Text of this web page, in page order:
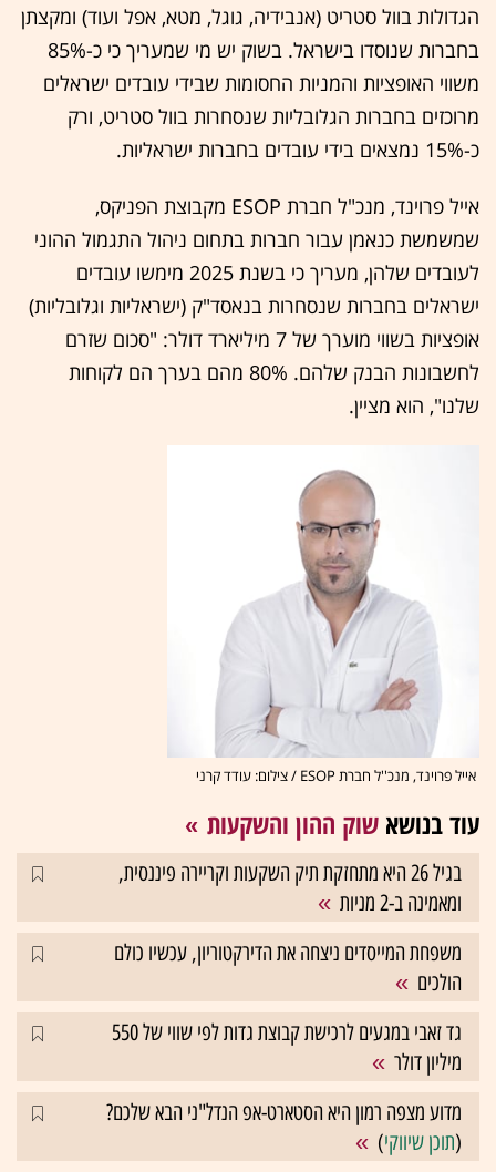
הגדולות בוול סטריט (אנבידיה, גוגל, מטא, אפל ועוד) ומקצתן
בחברות שנוסדו בישראל. בשוק יש מי שמעריך כי כ-85%
משווי האופציות והמניות החסומות שבידי עובדים ישראלים
מרוכזים בחברות הגלובליות שנסחרות בוול סטריט, ורק
כ-15% נמצאים בידי עובדים בחברות ישראליות.
אייל פרוינד, מנכ"ל חברת ESOP מקבוצת הפניקס,
שמשמשת כנאמן עבור חברות בתחום ניהול התגמול ההוני
לעובדים שלהן, מעריך כי בשנת 2025 מימשו עובדים
ישראלים בחברות שנסחרות בנאסד"ק (ישראליות וגלובליות)
אופציות בשווי מוערך של 7 מיליארד דולר: "סכום שזרם
לחשבונות הבנק שלהם. 80% מהם בערך הם לקוחות
שלנו", הוא מציין.
אייל פרוינד, מנכ''ל חברת ESOP / צילום: עודד קרני
עוד בנושא שוק ההון והשקעות
בגיל 26 היא מתחזקת תיק השקעות וקריירה פיננסית,
ומאמינה ב-2 מניות
משפחת המייסדים ניצחה את הדירקטוריון, עכשיו כולם
הולכים
גד זאבי במגעים לרכישת קבוצת גדות לפי שווי של 550
מיליון דולר
מדוע מצפה רמון היא הסטארט-אפ הנדל"ני הבא שלכם?
(תוכן שיווקי)